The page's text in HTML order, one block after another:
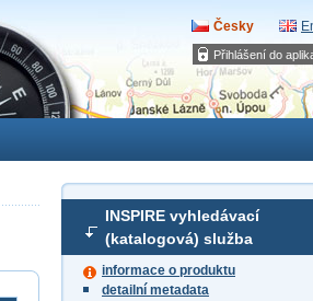
Přihlášení do
Česky
INSPIRE vyhledávací
(katalogová) služba
informace o produktu
detailní metadata